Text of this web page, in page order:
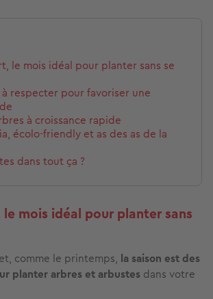
le mois idéal pour planter sans se
respecter pour favoriser une
à croissance rapide
écolo-friendly et as des as de la
dans tout ça ?
mois idéal pour planter sans
comme le printemps, la saison est des
planter arbres et arbustes dans votre